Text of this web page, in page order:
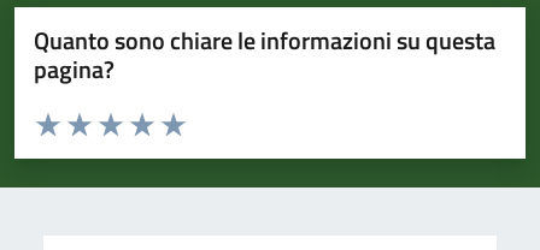
Quanto sono chiare le informazioni su questa
pagina?
Valuta da 1 a 5 stelle la pagina
Valuta 5 stelle su 5
Valuta 4 stelle su 5
Valuta 3 stelle su 5
Valuta 2 stelle su 5
Valuta 1 stelle su 5